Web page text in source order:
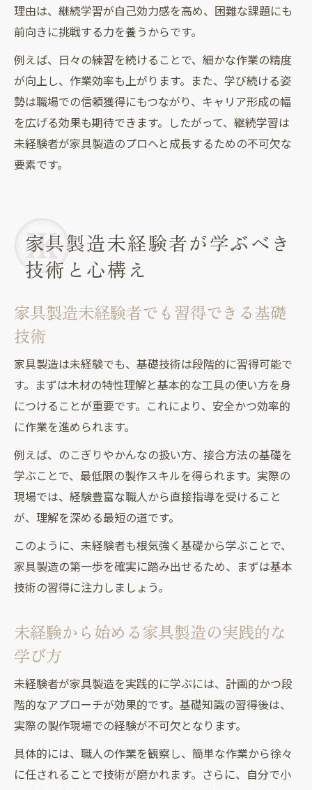
理由は、継続学習が自己効力感を高め、困難な課題にも
前向きに挑戦する力を養うからです。
例えば、日々の練習を続けることで、細かな作業の精度
が向上し、作業効率も上がります。また、学び続ける姿
勢は職場での信頼獲得にもつながり、キャリア形成の幅
を広げる効果も期待できます。したがって、継続学習は
未経験者が家具製造のプロへと成長するための不可欠な
要素です。
家具製造未経験者が学ぶべき
技術と心構え
家具製造未経験者でも習得できる基礎
技術
家具製造は未経験でも、基礎技術は段階的に習得可能で
す。まずは木材の特性理解と基本的な工具の使い方を身
につけることが重要です。これにより、安全かつ効率的
に作業を進められます。
例えば、のこぎりやかんなの扱い方、接合方法の基礎を
学ぶことで、最低限の製作スキルを得られます。実際の
現場では、経験豊富な職人から直接指導を受けること
が、理解を深める最短の道です。
このように、未経験者も根気強く基礎から学ぶことで、
家具製造の第一歩を確実に踏み出せるため、まずは基本
技術の習得に注力しましょう。
未経験から始める家具製造の実践的な
学び方
未経験者が家具製造を実践的に学ぶには、計画的かつ段
階的なアプローチが効果的です。基礎知識の習得後は、
実際の製作現場での経験が不可欠となります。
具体的には、職人の作業を観察し、簡単な作業から徐々
に任されることで技術が磨かれます。さらに、自分で小